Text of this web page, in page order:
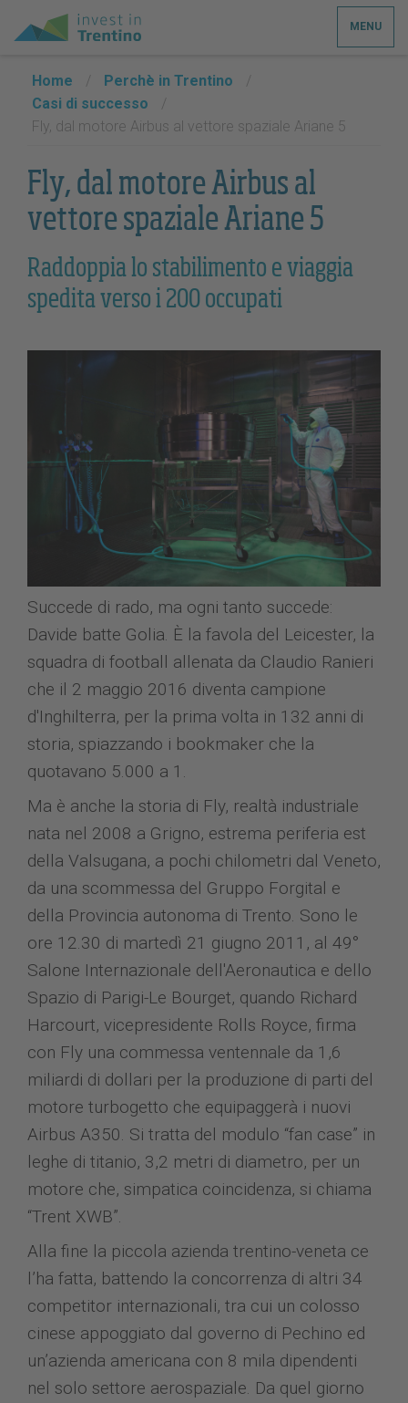
MENU
Home / Perchè in Trentino
/
Casi di successo
/
Fly, dal motore Airbus al vettore spaziale Ariane 5
Fly, dal motore Airbus al
vettore spaziale Ariane 5
Raddoppia lo stabilimento e viaggia
spedita verso i 200 occupati
Succede di rado, ma ogni tanto succede:
Davide batte Golia. È la favola del Leicester, la
squadra di football allenata da Claudio Ranieri
che il 2 maggio 2016 diventa campione
d'Inghilterra, per la prima volta in 132 anni di
storia, spiazzando i bookmaker che la
quotavano 5.000 a 1.
Ma è anche la storia di Fly, realtà industriale
nata nel 2008 a Grigno, estrema periferia est
della Valsugana, a pochi chilometri dal Veneto,
da una scommessa del Gruppo Forgital e
della Provincia autonoma di Trento. Sono le
ore 12.30 di martedì 21 giugno 2011, al 49°
Salone Internazionale dell'Aeronautica e dello
Spazio di Parigi-Le Bourget, quando Richard
Harcourt, vicepresidente Rolls Royce, firma
con Fly una commessa ventennale da 1,6
miliardi di dollari per la produzione di parti del
motore turbogetto che equipaggerà i nuovi
Airbus A350. Si tratta del modulo “fan case” in
leghe di titanio, 3,2 metri di diametro, per un
motore che, simpatica coincidenza, si chiama
“Trent XWB”.
Alla fine la piccola azienda trentino-veneta ce
l’ha fatta, battendo la concorrenza di altri 34
competitor internazionali, tra cui un colosso
cinese appoggiato dal governo di Pechino ed
un’azienda americana con 8 mila dipendenti
nel solo settore aerospaziale. Da quel giorno